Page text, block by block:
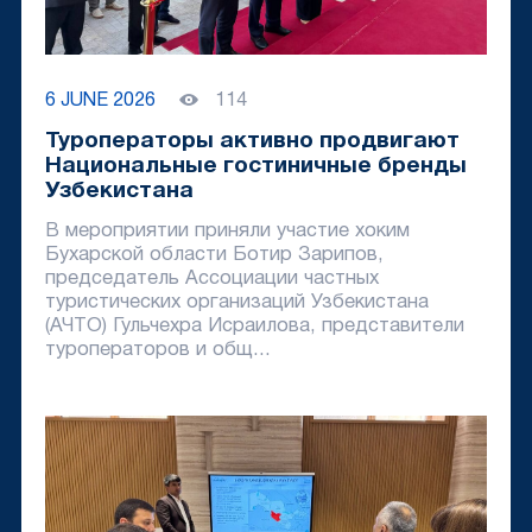
6 JUNE 2026 114
Туроператоры активно продвигают
Национальные гостиничные бренды
Узбекистана
В мероприятии приняли участие хоким
Бухарской области Ботир Зарипов,
председатель Ассоциации частных
туристических организаций Узбекистана
(АЧТО) Гульчехра Исраилова, представители
туроператоров и общ...